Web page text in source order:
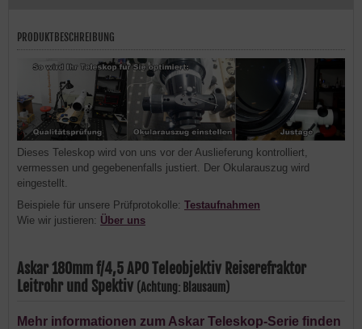
PRODUKTBESCHREIBUNG
Dieses Teleskop wird von uns vor der Auslieferung kontrolliert,
vermessen und gegebenenfalls justiert. Der Okularauszug wird
eingestellt.
Beispiele für unsere Prüfprotokolle: Testaufnahmen
Wie wir justieren: Über uns
Askar 180mm f/4,5 APO Teleobjektiv Reiserefraktor
Leitrohr und Spektiv (Achtung: Blausaum)
Mehr informationen zum Askar Teleskop-Serie finden